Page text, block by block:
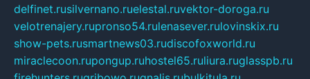
delfinet.rusilvernano.ruelestal.ruvektor-doroga.ru
velotrenajery.rupronso54.rulenasever.rulovinskix.ru
show-pets.rusmartnews03.rudiscofoxworld.ru
miraclecoon.rupongup.ruhostel65.ruliura.ruglasspb.ru